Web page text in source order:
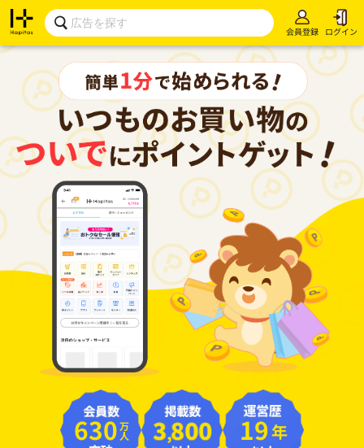
会員登録 ログイン
630万人 19年